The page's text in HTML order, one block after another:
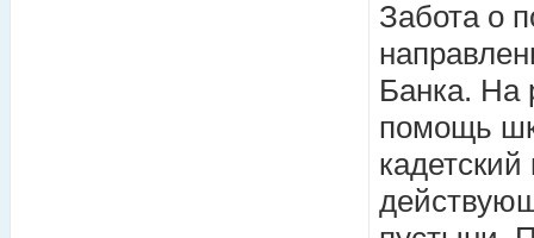
Забота о
Банка. На
помощь